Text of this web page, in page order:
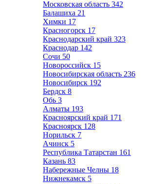
Московская область 342
Балашиха 21
Химки 17
Красногорск 17
Краснодарский край 323
Краснодар 142
Сочи 50
Новороссийск 15
Новосибирская область 236
Новосибирск 192
Бердск 8
Обь 3
Алматы 193
Красноярский край 171
Красноярск 128
Норильск 7
Ачинск 5
Республика Татарстан 161
Казань 83
Набережные Челны 18
Нижнекамск 5